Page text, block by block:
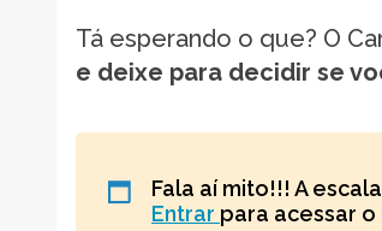
Tá esperando o que? O
e deixe para decidir se
Fala aí mito!!! A
Entrar para acessar